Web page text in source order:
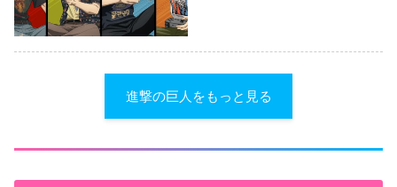
進撃の巨人をもっと見る